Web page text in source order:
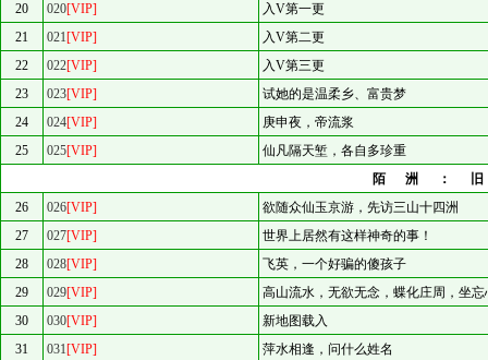
20
020[VIP]
入V第一更
21
021[VIP]
入V第二更
22
022[VIP]
入V第三更
23
023[VIP]
试她的是温柔乡、富贵梦
24
024[VIP]
庚申夜，帝流浆
25
025[VIP]
仙凡隔天堑，各自多珍重
陌洲：
26
026[VIP]
欲随众仙玉京游，先访三山十四洲
27
027[VIP]
世界上居然有这样神奇的事！
28
028[VIP]
飞英，一个好骗的傻孩子
29
029[VIP]
高山流水，无欲无念，蝶化庄周，坐忘
30
030[VIP]
新地图载入
31
031[VIP]
萍水相逢，问什么姓名